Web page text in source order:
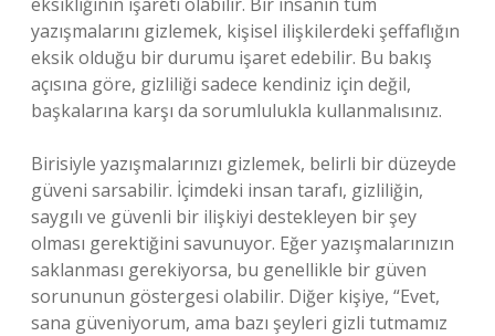
yazışmalarını gizlemek, kişisel ilişkilerdeki şeffaflığın
eksik olduğu bir durumu işaret edebilir. Bu bakış
açısına göre, gizliliği sadece kendiniz için değil,
başkalarına karşı da sorumlulukla kullanmalısınız.
Birisiyle yazışmalarınızı gizlemek, belirli bir düzeyde
güveni sarsabilir. İçimdeki insan tarafı, gizliliğin,
saygılı ve güvenli bir ilişkiyi destekleyen bir şey
olması gerektiğini savunuyor. Eğer yazışmalarınızın
saklanması gerekiyorsa, bu genellikle bir güven
sorununun göstergesi olabilir. Diğer kişiye, “Evet,
sana güveniyorum, ama bazı şeyleri gizli tutmamız